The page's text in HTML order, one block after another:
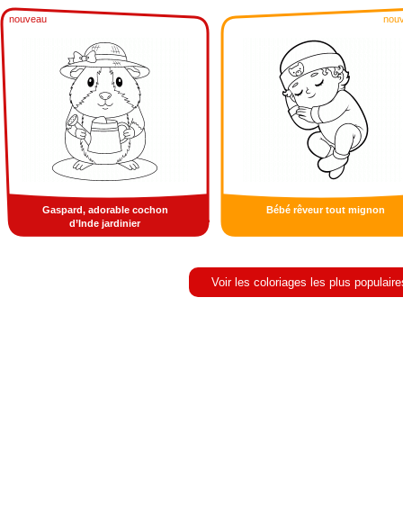
nouveau
Gaspard, adorable cochon
d’Inde jardinier
Bébé rêveur tout mignon
Voir les coloriages les plus